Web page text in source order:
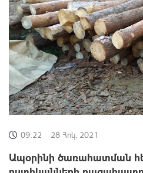
09:22 28 Հոկ, 2021
Ապօրինի ծառահատման